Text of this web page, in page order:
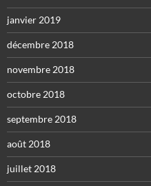
janvier 2019
décembre 2018
novembre 2018
octobre 2018
septembre 2018
août 2018
juillet 2018